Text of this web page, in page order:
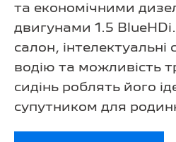
та економічними
двигунами 1.5
салон,
водію та можливість
сидінь роблять його
супутником для